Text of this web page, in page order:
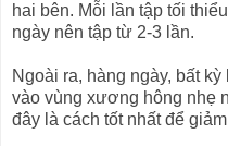
hai bên. Mỗi lần tập tối
ngày nên tập từ 2-3 lần.
Ngoài ra, hàng ngày, bất
vào vùng xương hông nhẹ
đây là cách tốt nhất để